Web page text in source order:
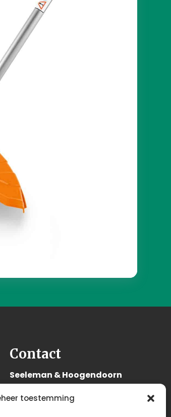
toestemming
Contact
Seeleman & Hoogendoorn
3628 GD Kockengen